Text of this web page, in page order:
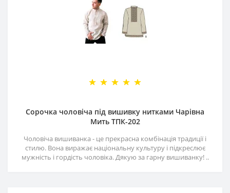
Сорочка чоловіча під вишивку нитками Чарівна
Мить ТПК-202
Чоловіча вишиванка - це прекрасна комбінація традиції і
стилю. Вона виражає національну культуру і підкреслює
мужність і гордість чоловіка. Дякую за гарну вишиванку! ..